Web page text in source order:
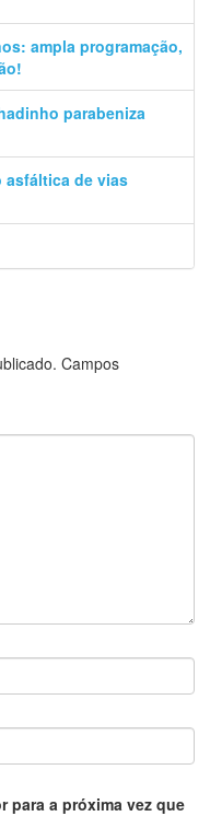
ampla programação,
parabeniza
asfáltica de vias
Campos
para a próxima vez que